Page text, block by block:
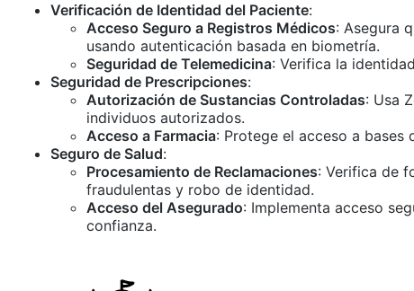
Verificación de Identidad del Paciente:
Acceso Seguro a Registros Médicos: Asegura
usando autenticación basada en biometría.
Seguridad de Telemedicina: Verifica la
Seguridad de Prescripciones:
Autorización de Sustancias Controladas: Usa
individuos autorizados.
Acceso a Farmacia: Protege el acceso a bases
Seguro de Salud:
Procesamiento de Reclamaciones: Verifica de
fraudulentas y robo de identidad.
Acceso del Asegurado: Implementa acceso
confianza.